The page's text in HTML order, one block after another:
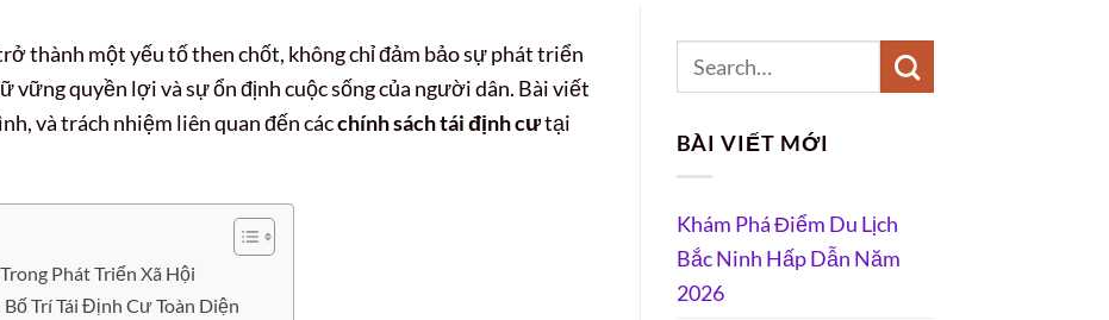
thành một yếu tố then chốt, không chỉ đảm bảo sự phát triển
vững quyền lợi và sự ổn định cuộc sống của người dân. Bài viết
và trách nhiệm liên quan đến cácchính sách tái định cưtại
Phát Triển Xã Hội
Trí Tái Định Cư Toàn Diện
BÀI VIẾT MỚI
Khám Phá Điểm Du Lịch
Bắc Ninh Hấp Dẫn Năm
2026